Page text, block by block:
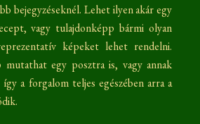
bejegyzéseknél. Lehet ilyen akár egy
vagy tulajdonképp bármi olyan
képeket lehet rendelni.
mutathat egy posztra is, vagy annak
a forgalom teljes egészében arra a